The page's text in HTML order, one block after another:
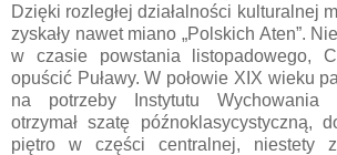
Dzięki rozległej działalności kulturalnej
zyskały nawet miano „Polskich Aten”.
w czasie powstania listopadowego,
opuścić Puławy. W połowie XIX wieku
na potrzeby Instytutu Wychowania
otrzymał szatę późnoklasycystyczną,
piętro w części centralnej, niestety